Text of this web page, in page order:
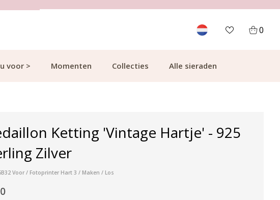
0
voor > Momenten Collecties Alle sieraden
Ketting 'Vintage Hartje' - 925
Zilver
Voor / Fotoprinter Hart 3 / Maken / Los